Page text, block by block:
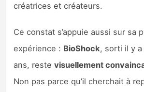
créatrices et créateurs.
Ce constat s’appuie aussi sur sa
expérience : BioShock, sorti il y
ans, restevisuellement
Non pas parce qu’il cherchait à